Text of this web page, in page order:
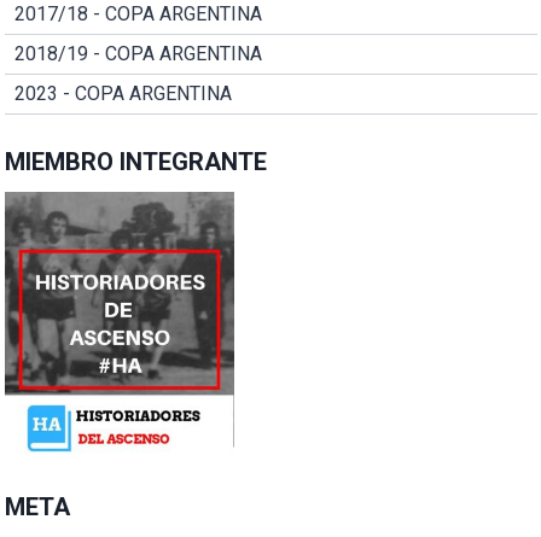
2017/18 - COPA ARGENTINA
2018/19 - COPA ARGENTINA
2023 - COPA ARGENTINA
MIEMBRO INTEGRANTE
META